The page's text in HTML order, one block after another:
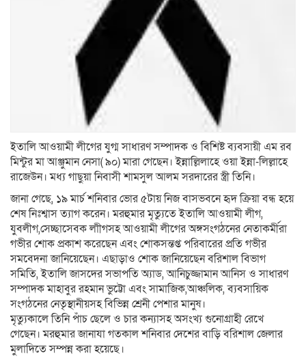
ইতালি আওয়ামী লীগের যুগ্ম সাধারণ সম্পাদক ও বিশিষ্ট ব্যবসায়ী এম রব
মিন্টুর মা আঞ্জুমান নেসা( ৯০) মারা গেছেন। ইন্নাল্লিলাহে ওয়া ইন্না-লিল্লাহে
রাজেউন। মধ্য গাছুয়া নিবাসী শামসুল আলম সরদারের স্ত্রী তিনি।
জানা গেছে, ১৯ মার্চ শনিবার ভোর ৫টায় নিজ বাসভবনে হৃদ ক্রিয়া বন্ধ হয়ে
শেষ নিঃশ্বাস ত্যাগ করেন। মরহুমার মৃত্যুতে ইতালি আওয়ামী লীগ,
যুবলীগ,সেচ্ছাসেবক লাীগসহ আওয়ামী লীগের অঙ্গসংগঠনের নেতাকর্মীরা
গভীর শোক প্রকাশ করেছেন এবং শোকসন্তপ্ত পরিবারের প্রতি গভীর
সমবেদনা জানিয়েছেন। এছাড়াও শোক জানিয়েছেন বরিশাল বিভাগ
সমিতি, ইতালি জাসদের সভাপতি অ্যাড, আনিচুজ্জামান আনিস ও সাধারণ
সম্পাদক মাহাবুর রহমান ভুট্টো এবং সামাজিক,আঞ্চলিক, ব্যবসায়িক
সংগঠনের নেতৃস্থানীয়সহ বিভিন্ন শ্রেনী পেশার মানুষ।
মৃত্যুকালে তিনি পাঁচ ছেলে ও চার কন্যাসহ অসংখ্য গুনোগ্রাহী রেখে
গেছেন। মরহুমার জানাযা গতকাল শনিবার দেশের বাড়ি বরিশাল জেলার
মুলাদিতে সম্পন্ন করা হয়েছে।